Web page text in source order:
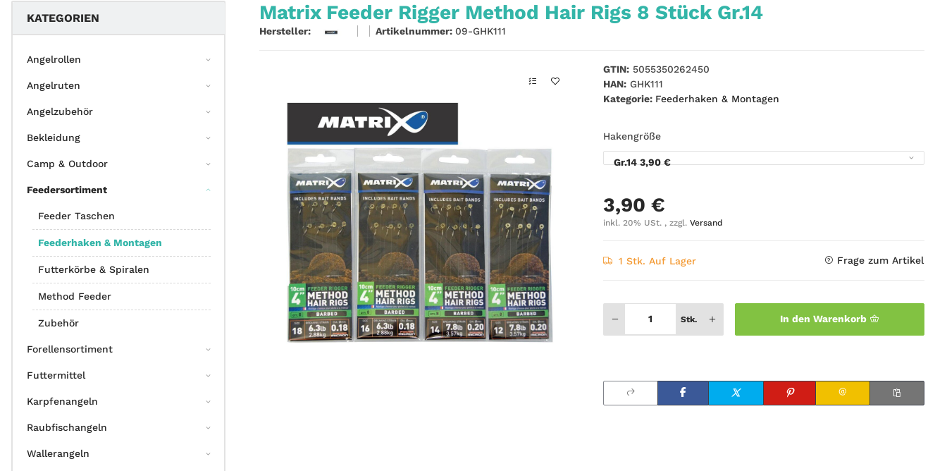
Matrix Feeder Rigger Method Hair Rigs 8 Stück Gr.14
Hersteller: Artikelnummer: 09-GHK111
GTIN: 5055350262450
HAN: GHK111
Kategorie: Feederhaken & Montagen
Hakengröße
Gr.14 3,90 €
3,90 €
inkl. 20% USt. , zzgl. Versand
1 Stk. Auf Lager Frage zum Artikel
Stk. In den Warenkorb
KATEGORIEN
Angelrollen
Angelruten
Angelzubehör
Bekleidung
Camp & Outdoor
Feedersortiment
Feeder Taschen
Feederhaken & Montagen
Futterkörbe & Spiralen
Method Feeder
Zubehör
Forellensortiment
Futtermittel
Karpfenangeln
Raubfischangeln
Wallerangeln